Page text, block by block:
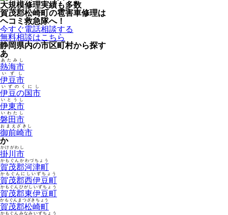
大規模修理実績も多数
賀茂郡松崎町の雹害車修理は
ヘコミ救急隊へ！
今すぐ電話相談する
無料相談はこちら
静岡県内の市区町村から探す
あ
熱海市
あたみし
伊豆市
いずし
伊豆の国市
いずのくにし
伊東市
いとうし
磐田市
いわたし
御前崎市
おまえざきし
か
掛川市
かけがわし
賀茂郡河津町
かもぐんかわづちょう
賀茂郡西伊豆町
かもぐんにしいずちょう
賀茂郡東伊豆町
かもぐんひがしいずちょう
賀茂郡松崎町
かもぐんまつざきちょう
かもぐんみなみいずちょう